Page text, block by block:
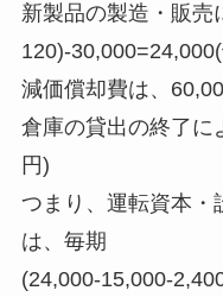
新製品の製造・販売
120)-
減価償却費は、
倉庫の貸出の終了に
円)
つまり、運転資本・
は、毎期
(24,000-15,000-